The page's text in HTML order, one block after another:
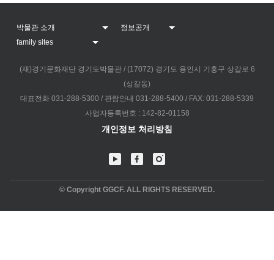
(재)경기문화재단 경기도박물관 / (17072) 경기도 용인시 기흥구 상갈로 6
(상갈동)
대표전화 031-288-5300 / 관람안내 031-288-5400 / FAX: 031-288-5339
사업자등록번호 : 142-82-01158
개인정보 처리방침
© Copyright GGCF. ALL RIGHTS RESERVED.